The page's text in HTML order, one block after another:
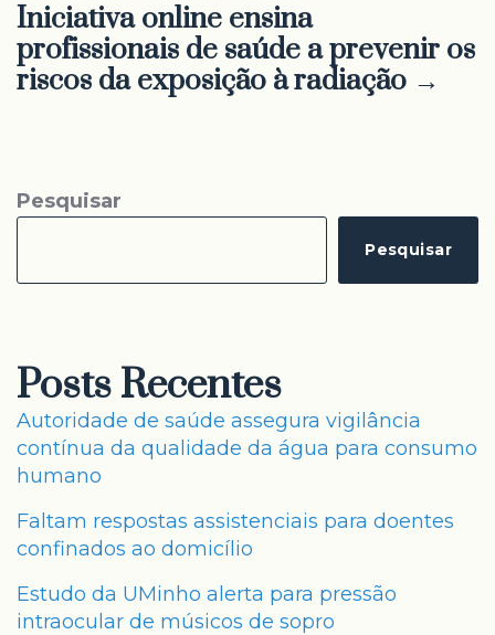
Iniciativa online ensina
profissionais de saúde a prevenir os
riscos da exposição à radiação →
Pesquisar
Pesquisar
Posts Recentes
Autoridade de saúde assegura vigilância
contínua da qualidade da água para consumo
humano
Faltam respostas assistenciais para doentes
confinados ao domicílio
Estudo da UMinho alerta para pressão
intraocular de músicos de sopro